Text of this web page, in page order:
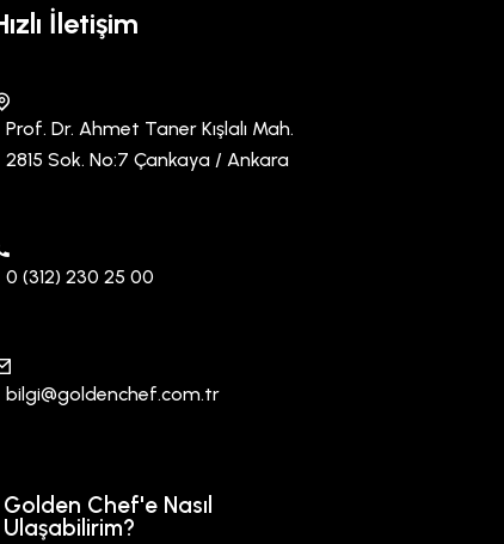
İletişim
Prof. Dr. Ahmet Taner Kışlalı Mah.
2815 Sok. No:7 Çankaya / Ankara
0 (312) 230 25 00
bilgi@goldenchef.com.tr
Golden Chef'e Nasıl
Ulaşabilirim?